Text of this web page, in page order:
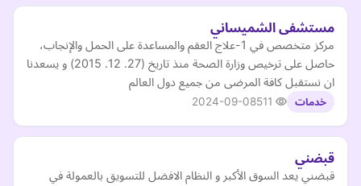
مستشفى الشميساني
مركز متخصص في 1-علاج العقم والمساعدة على الحمل والإنجاب،
حاصل على ترخيص وزارة الصحة منذ تاريخ (27. 12. 2015) و يسعدنا
ان نستقبل كافة المرضى من جميع دول العالم
خدمات 2024-09-08
قبضني
قبضني يعد السوق الأكبر و النظام الافضل للتسويق بالعمولة في